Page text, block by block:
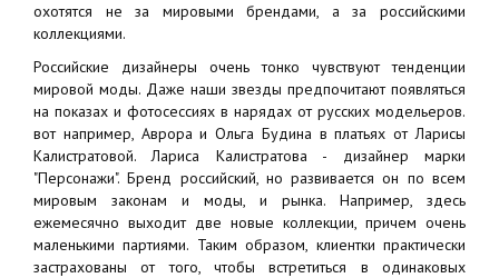
охотятся не за мировыми брендами, а за российскими
коллекциями.
Российские дизайнеры очень тонко чувствуют тенденции
мировой моды. Даже наши звезды предпочитают появляться
на показах и фотосессиях в нарядах от русских модельеров.
вот например, Аврора и Ольга Будина в платьях от Ларисы
Калистратовой. Лариса Калистратова - дизайнер марки
"Персонажи". Бренд российский, но развивается он по всем
мировым законам и моды, и рынка. Например, здесь
ежемесячно выходит две новые коллекции, причем очень
маленькими партиями. Таким образом, клиентки практически
застрахованы от того, чтобы встретиться в одинаковых